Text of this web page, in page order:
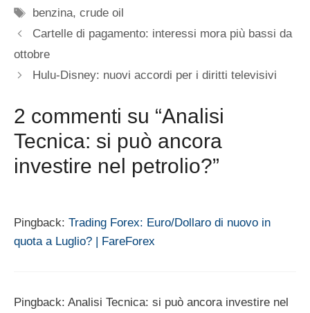
Tag
benzina,crude oil
Cartelle di pagamento: interessi mora più bassi da
ottobre
Hulu-Disney: nuovi accordi per i diritti televisivi
2 commenti su “Analisi
Tecnica: si può ancora
investire nel petrolio?”
Pingback: Trading Forex: Euro/Dollaro di nuovo in
quota a Luglio? | FareForex
Pingback: Analisi Tecnica: si può ancora investire nel